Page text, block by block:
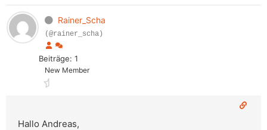
Rainer_Scha
(@rainer_scha)
Beiträge: 1
New Member
Hallo Andreas,